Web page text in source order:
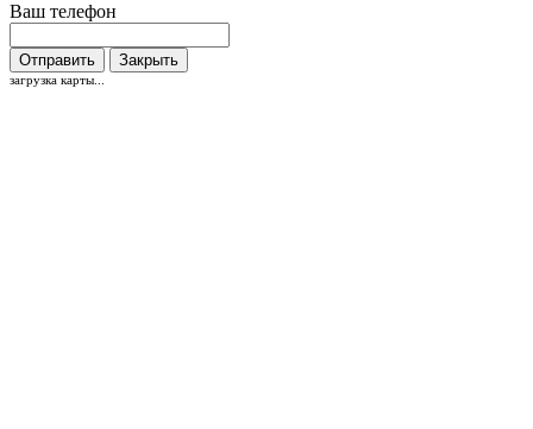
Ваш телефон
Отправить Закрыть
загрузка карты...